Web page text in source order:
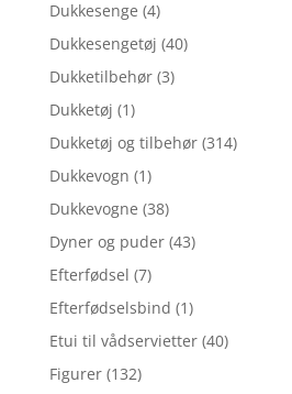
Dukkesenge (4)
Dukkesengetøj (40)
Dukketilbehør (3)
Dukketøj (1)
Dukketøj og tilbehør (314)
Dukkevogn (1)
Dukkevogne (38)
Dyner og puder (43)
Efterfødsel (7)
Efterfødselsbind (1)
Etui til vådservietter (40)
Figurer (132)